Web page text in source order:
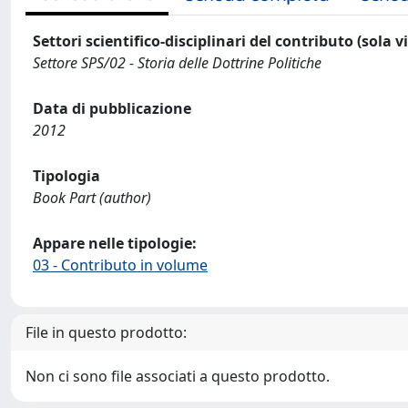
Settori scientifico-disciplinari del contributo (sola
Settore SPS/02 - Storia delle Dottrine Politiche
Data di pubblicazione
2012
Tipologia
Book Part (author)
Appare nelle tipologie:
03 - Contributo in volume
File in questo prodotto:
Non ci sono file associati a questo prodotto.